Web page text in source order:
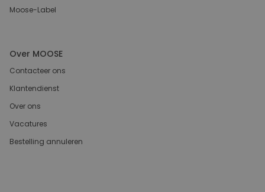
Moose-Label
Over MOOSE
Contacteer ons
Klantendienst
Over ons
Vacatures
Bestelling annuleren